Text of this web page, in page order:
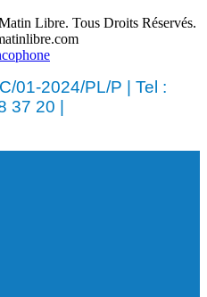
Libre. Tous Droits Réservés.
01-2024/PL/P | Tel :
37 20 |